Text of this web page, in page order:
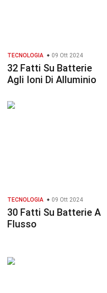
TECNOLOGIA 09 Ott 2024
32 Fatti Su Batterie
Agli Ioni Di Alluminio
TECNOLOGIA 09 Ott 2024
30 Fatti Su Batterie A
Flusso